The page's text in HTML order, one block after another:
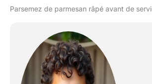
Parsemez de parmesan râpé avant de